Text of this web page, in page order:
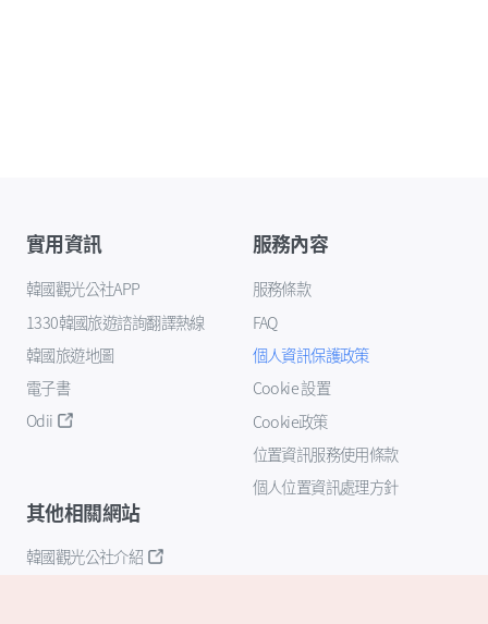
實用資訊
韓國觀光公社APP
1330韓國旅遊諮詢翻譯熱線
韓國旅遊地圖
電子書
Odii
服務內容
服務條款
FAQ
個人資訊保護政策
Cookie 設置
Cookie政策
位置資訊服務使用條款
個人位置資訊處理方針
其他相關網站
韓國觀光公社介紹